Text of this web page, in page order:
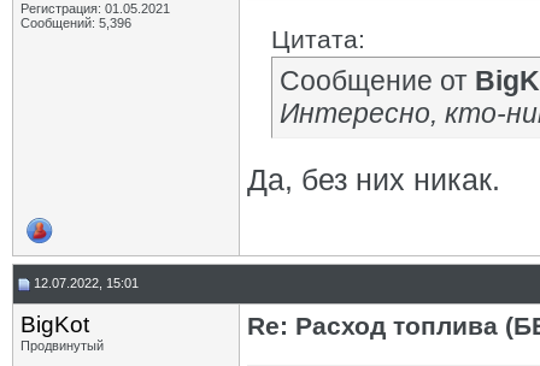
Регистрация: 01.05.2021
Сообщений: 5,396
Цитата:
Сообщение от
Интересно, кто-
Да, без них никак.
12.07.2022, 15:01
BigKot
Продвинутый
Re: Расход топлива